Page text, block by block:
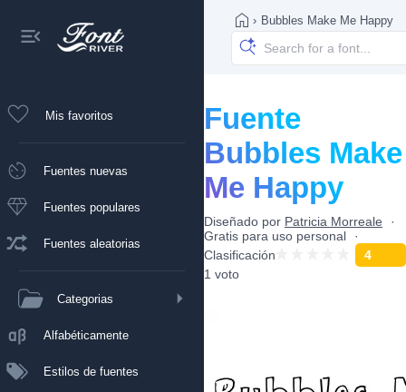
Mis favoritos
Fuentes nuevas
Fuentes populares
Fuentes aleatorias
Categorias
Alfabéticamente
Estilos de fuentes
› Bubbles Make Me Happy
Fuente
Bubbles Make
Me Happy
Diseñado por Patricia Morreale
Gratis para uso personal
Clasificación
4
1 voto